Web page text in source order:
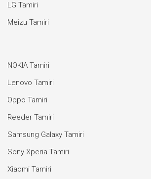
LG Tamiri
Meizu Tamiri
NOKIA Tamiri
Lenovo Tamiri
Oppo Tamiri
Reeder Tamiri
Samsung Galaxy Tamiri
Sony Xperia Tamiri
Xiaomi Tamiri